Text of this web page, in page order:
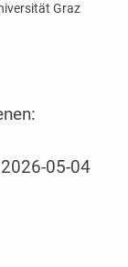
Graz
05-04